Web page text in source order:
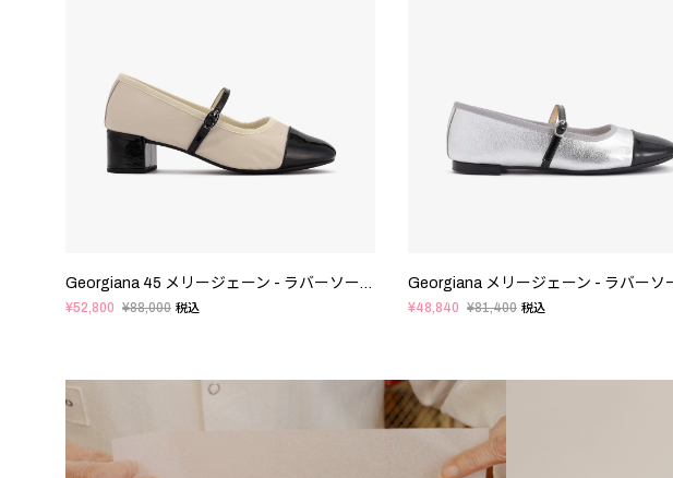
Georgiana 45 メリージェーン - ラバーソール - EUサイズ
¥52,800 ¥88,000 税込 ¥48,840 ¥81,400 税込